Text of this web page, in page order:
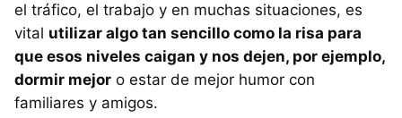
el tráfico, el trabajo y en muchas situaciones, es
vital utilizar algo tan sencillo como la risa para
que esos niveles caigan y nos dejen, por ejemplo,
dormir mejor o estar de mejor humor con
familiares y amigos.